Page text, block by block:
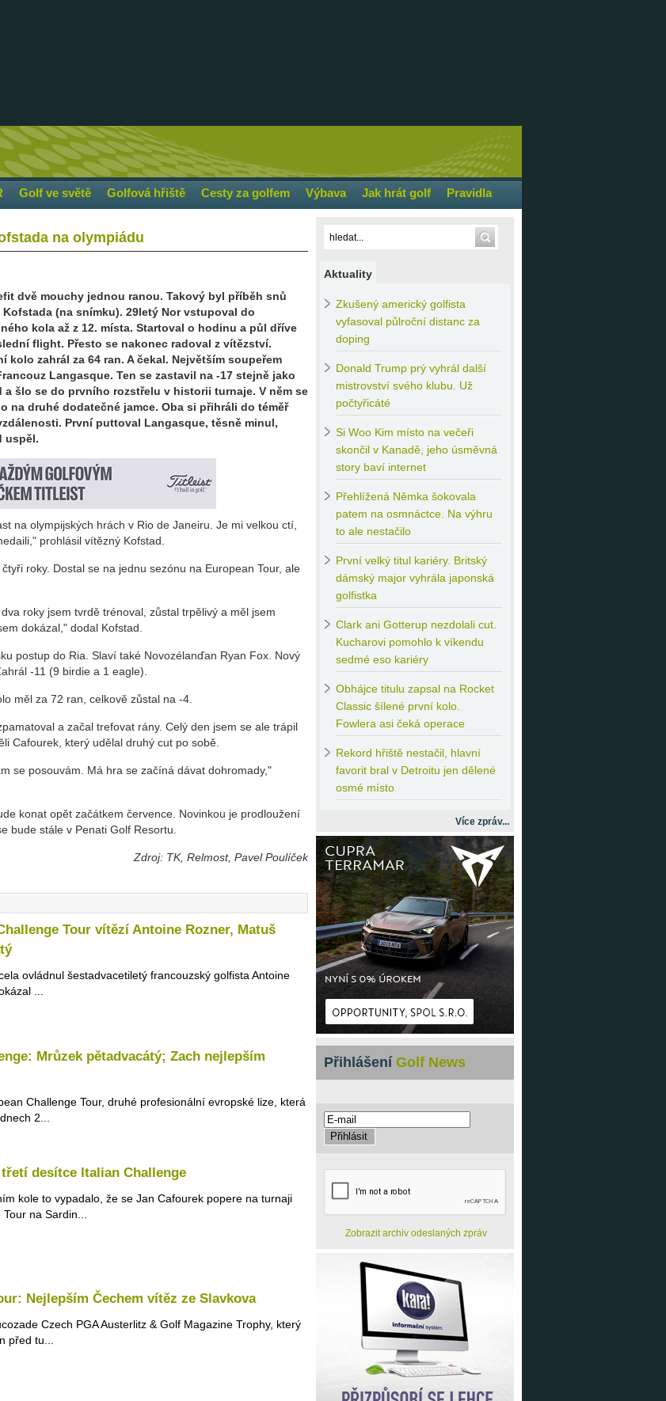
Golf ve světě Golfová hřiště Cesty za golfem Výbava Jak hrát golf Pravidla
na olympiádu
dvě mouchy jednou ranou. Takový byl příběh snů
Kofstada (na snímku). 29letý Nor vstupoval do
kola až z 12. místa. Startoval o hodinu a půl dříve
flight. Přesto se nakonec radoval z vítězství.
kolo zahrál za 64 ran. A čekal. Největším soupeřem
Langasque. Ten se zastavil na -17 stejně jako
a šlo se do prvního rozstřelu v historii turnaje. V něm se
na druhé dodatečné jamce. Oba si přihráli do téměř
První puttoval Langasque, těsně minul,
uspěl.
na olympijských hrách v Rio de Janeiru. Je mi velkou ctí,
prohlásil vítězný Kofstad.
roky. Dostal se na jednu sezónu na European Tour, ale
roky jsem tvrdě trénoval, zůstal trpělivý a měl jsem
dokázal," dodal Kofstad.
postup do Ria. Slaví také Novozélanďan Ryan Fox. Nový
-11 (9 birdie a 1 eagle).
měl za 72 ran, celkově zůstal na -4.
a začal trefovat rány. Celý den jsem se ale trápil
Cafourek, který udělal druhý cut po sobě.
se posouvám. Má hra se začíná dávat dohromady,"
konat opět začátkem července. Novinkou je prodloužení
bude stále v Penati Golf Resortu.
Zdroj: TK, Relmost, Pavel Poulíček
Tour vítězí Antoine Rozner, Matuš
ovládnul šestadvacetiletý francouzský golfista Antoine
...
Mrůzek pětadvacátý; Zach nejlepším
Challenge Tour, druhé profesionální evropské lize, která
2...
desítce Italian Challenge
kole to vypadalo, že se Jan Cafourek popere na turnaji
na Sardin...
Nejlepším Čechem vítěz ze Slavkova
Czech PGA Austerlitz & Golf Magazine Trophy, který
před tu...
Aktuality
Zkušený americký golfista
vyfasoval půlroční distanc za
doping
Donald Trump prý vyhrál další
mistrovství svého klubu. Už
počtyřicáté
Si Woo Kim místo na večeři
skončil v Kanadě, jeho úsměvná
story baví internet
Přehlížená Němka šokovala
patem na osmnáctce. Na výhru
to ale nestačilo
První velký titul kariéry. Britský
dámský major vyhrála japonská
golfistka
Clark ani Gotterup nezdolali cut.
Kucharovi pomohlo k víkendu
sedmé eso kariéry
Obhájce titulu zapsal na Rocket
Classic šílené první kolo.
Fowlera asi čeká operace
Rekord hřiště nestačil, hlavní
favorit bral v Detroitu jen dělené
osmé místo
Více zpráv...
Přihlášení Golf News
Zobrazit archiv odeslaných zpráv